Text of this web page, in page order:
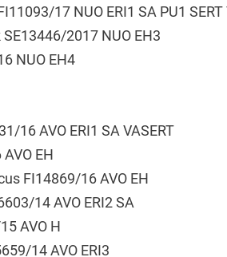
17 NUO ERI1 SA PU1 SERT
2017 NUO EH3
NUO EH4
16 AVO ERI1 SA VASERT
EH
FI14869/16 AVO EH
14 AVO ERI2 SA
AVO H
14 AVO ERI3